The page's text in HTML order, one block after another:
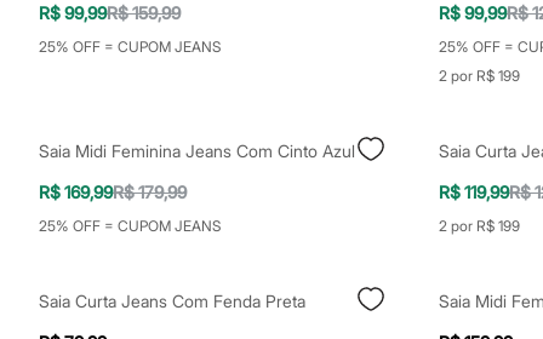
Moda praia
Biquínis
Maiôs
Blusas e Camisetas
Casacos e Jaquetas
Moda esportiva
Masculino
R$ 99,99R$ 159,99
25% OFF = CUPOM JEANS
R$ 99,99R$
25% OFF =
2 por R$ 199
Saia Midi Feminina Jeans Com Cinto Azul
R$ 169,99R$ 179,99
25% OFF = CUPOM JEANS
Saia Curta
R$ 119,99R$
2 por R$ 199
Saia Curta Jeans Com Fenda Preta